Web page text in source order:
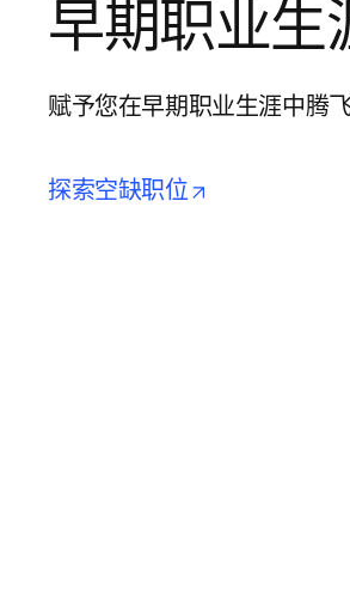
早期职业生
赋予您在早期职业生涯中腾
探索空缺职位